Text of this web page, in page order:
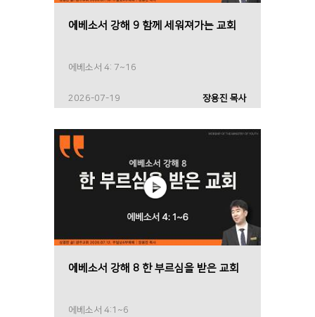
에베소서 강해 9 함께 세워져가는 교회
에베소서 4: 7~16
2026-07-19 장용진 목사
에베소서 강해 8 한 부르심을 받은 교회
에베소서 4:1~6